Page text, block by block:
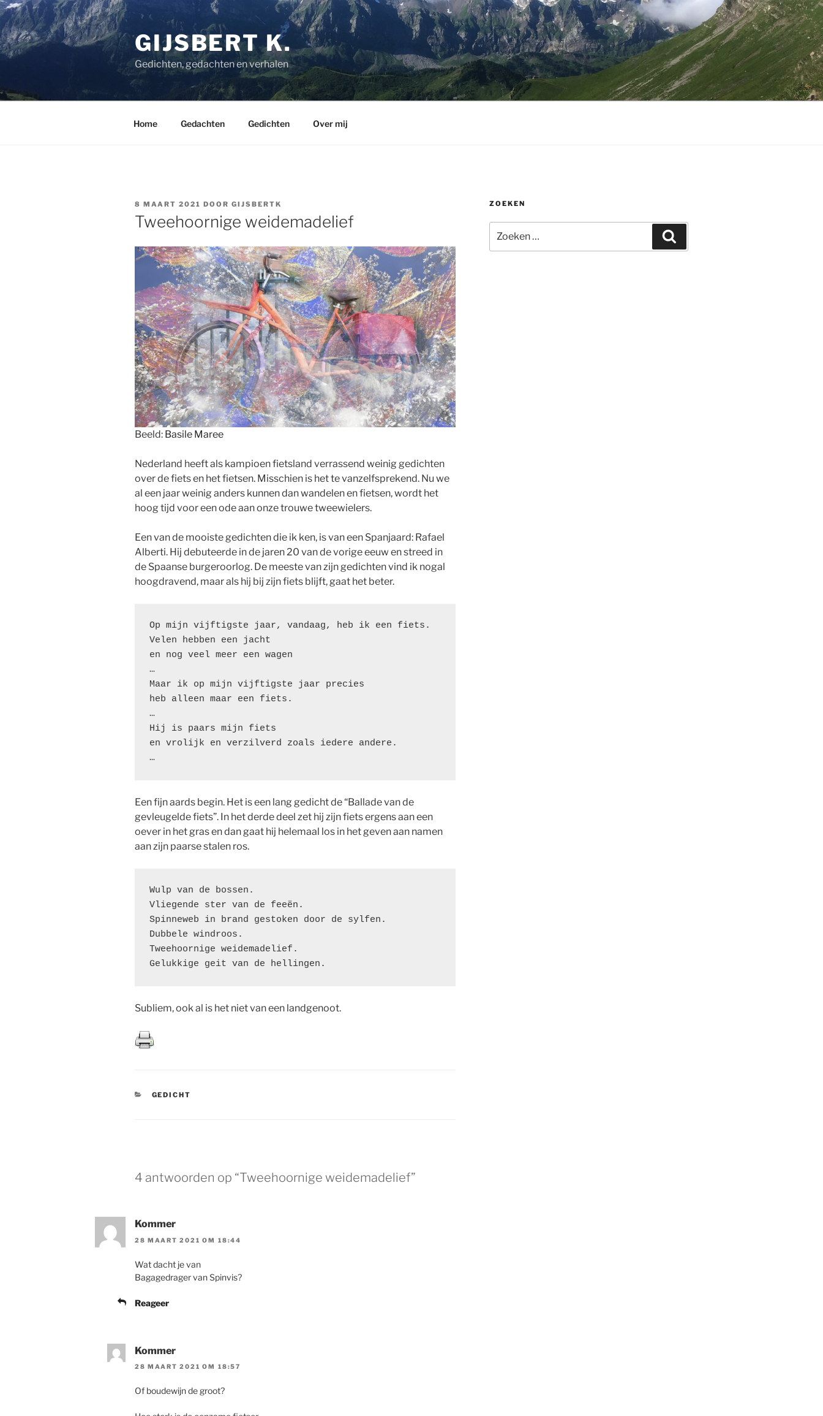
Ga
naar
de
inhoud
GIJSBERT K.
Gedichten, gedachten en verhalen
Home Gedachten Gedichten Over mij
GEPLAATST
OP
8 MAART 2021 DOOR GIJSBERTK
Tweehoornige weidemadelief
Beeld: Basile Maree
Nederland heeft als kampioen fietsland verrassend weinig gedichten
over de fiets en het fietsen. Misschien is het te vanzelfsprekend. Nu we
al een jaar weinig anders kunnen dan wandelen en fietsen, wordt het
hoog tijd voor een ode aan onze trouwe tweewielers.
Een van de mooiste gedichten die ik ken, is van een Spanjaard: Rafael
Alberti. Hij debuteerde in de jaren 20 van de vorige eeuw en streed in
de Spaanse burgeroorlog. De meeste van zijn gedichten vind ik nogal
hoogdravend, maar als hij bij zijn fiets blijft, gaat het beter.
Op mijn vijftigste jaar, vandaag, heb ik een fiets.
Velen hebben een jacht
en nog veel meer een wagen
…
Maar ik op mijn vijftigste jaar precies
heb alleen maar een fiets.
…
Hij is paars mijn fiets
en vrolijk en verzilverd zoals iedere andere.
…
Een fijn aards begin. Het is een lang gedicht de “Ballade van de
gevleugelde fiets”. In het derde deel zet hij zijn fiets ergens aan een
oever in het gras en dan gaat hij helemaal los in het geven aan namen
aan zijn paarse stalen ros.
Wulp van de bossen.
Vliegende ster van de feeën.
Spinneweb in brand gestoken door de sylfen.
Dubbele windroos.
Tweehoornige weidemadelief.
Gelukkige geit van de hellingen.
Subliem, ook al is het niet van een landgenoot.
CATEGORIEËN
GEDICHT
4 antwoorden op “Tweehoornige weidemadelief”
Kommer
28 MAART 2021 OM 18:44
Wat dacht je van
Bagagedrager van Spinvis?
Reageer
Kommer
28 MAART 2021 OM 18:57
Of boudewijn de groot?
ZOEKEN
naar: